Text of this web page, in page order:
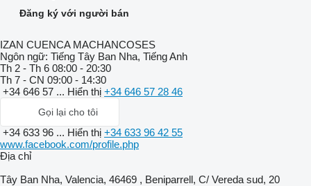
Đăng ký với người bán
IZAN CUENCA MACHANCOSES
Ngôn ngữ: Tiếng Tây Ban Nha, Tiếng Anh
Th 2 - Th 6 08:00 - 20:30
Th 7 - CN 09:00 - 14:30
+34 646 57 ... Hiển thị +34 646 57 28 46
Gọi lại cho tôi
+34 633 96 ... Hiển thị +34 633 96 42 55
www.facebook.com/profile.php
Địa chỉ
Tây Ban Nha, Valencia, 46469 , Beniparrell, C/ Vereda sud, 20